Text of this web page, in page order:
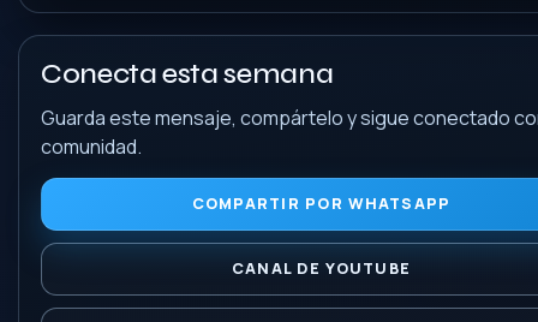
Conecta esta semana
Guarda este mensaje, compártelo y sigue conectado
comunidad.
COMPARTIR POR WHATSAPP
CANAL DE YOUTUBE